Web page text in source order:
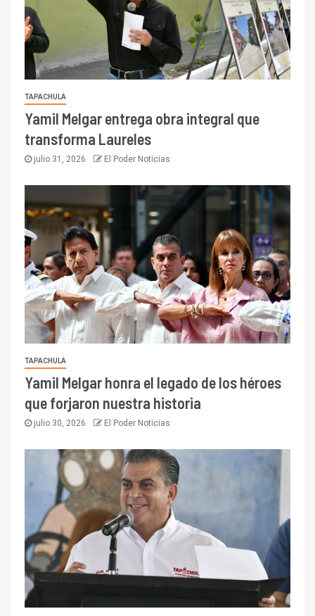
TAPACHULA
Yamil Melgar entrega obra integral que
transforma Laureles
julio 31, 2026 El Poder Noticias
TAPACHULA
Yamil Melgar honra el legado de los héroes
que forjaron nuestra historia
julio 30, 2026 El Poder Noticias